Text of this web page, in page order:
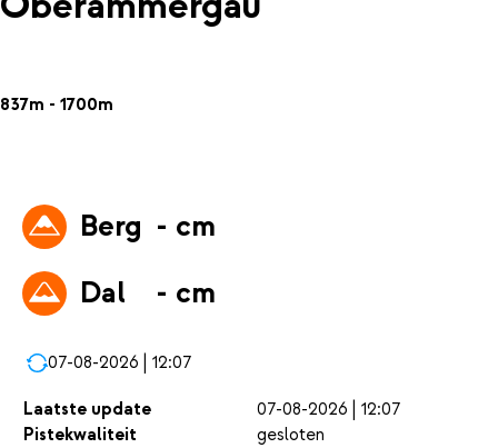
837m - 1700m
Berg - cm
Dal
- cm
07-08-2026 | 12:07
Laatste update
07-08-2026 | 12:07
Pistekwaliteit
gesloten